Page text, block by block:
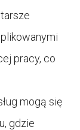
pracy, co
mogą się
gdzie